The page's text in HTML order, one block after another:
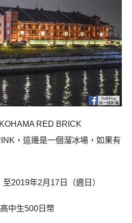
RED BRICK
，這邊是一個溜冰場，如果有
2019年2月17日（週日）
中生500日幣